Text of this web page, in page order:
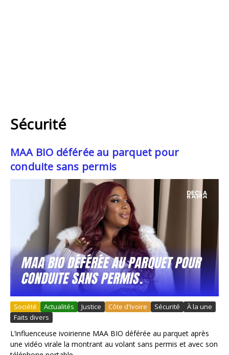
Sécurité
MAA BIO déférée au parquet pour
conduite sans permis
Société Actualités Justice Côte d'Ivoire Sécurité
À la une
Faits divers
L’influenceuse ivoirienne MAA BIO déférée au parquet après
une vidéo virale la montrant au volant sans permis et avec son